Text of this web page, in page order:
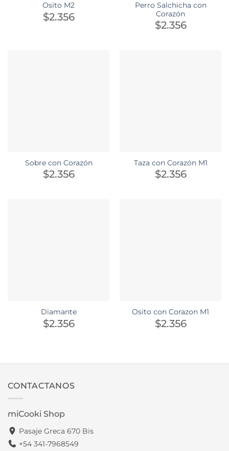
Osito M2
$2.356
Perro Salchicha con
Corazón
$2.356
Sobre con Corazón
$2.356
Taza con Corazón M1
$2.356
Diamante
$2.356
Osito con Corazon M1
$2.356
CONTACTANOS
miCooki Shop
Pasaje Greca 670 Bis
+54 341-7968549